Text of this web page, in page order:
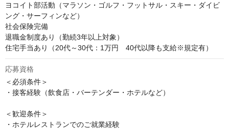
ヨコイト部活動（マラソン・ゴルフ・フットサル・スキー・ダイビ
ング・サーフィンなど）
社会保険完備
退職金制度あり（勤続3年以上対象）
住宅手当あり（20代～30代：1万円　40代以降も支給※規定有）
応募資格
＜必須条件＞
・接客経験（飲食店・バーテンダー・ホテルなど）
＜歓迎条件＞
・ホテルレストランでのご就業経験